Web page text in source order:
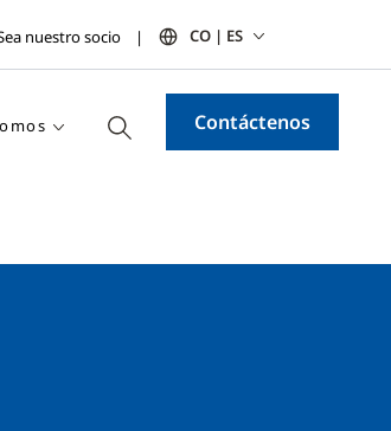
nuestro socio CO | ES
Contáctenos